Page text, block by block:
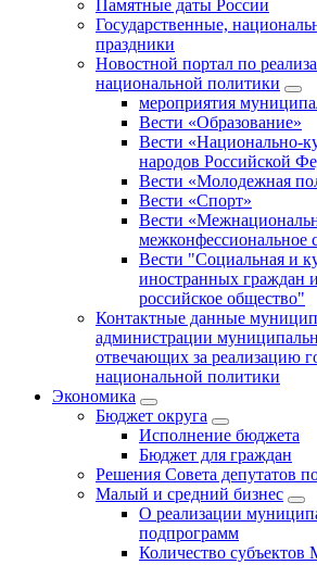
Памятные даты России
Государственные,
праздники
Новостной портал по
национальной политики
мероприятия
Вести «Образование»
Вести «Национально-
народов Российской
Вести «Молодежная
Вести «Спорт»
Вести
межконфессиональное
Вести "Социальная и
иностранных граждан
российское общество"
Контактные данные
администрации
отвечающих за реализацию
национальной политики
Экономика
Бюджет округa
Исполнение бюджета
Бюджет для граждан
Решения Совета депутатов
Малый и средний бизнес
О реализации
подпрограмм
Количество